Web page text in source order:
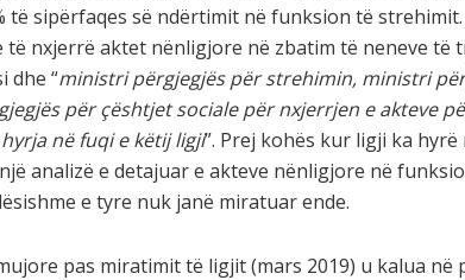
të sipërfaqes së ndërtimit në funksion të
të nxjerrë aktet nënligjore në zbatim të neneve të
dhe “ministri përgjegjës për strehimin, ministri
për çështjet sociale për nxjerrjen e akteve
në fuqi e këtij ligji”. Prej kohës kur ligji ka
analizë e detajuar e akteve nënligjore në
e tyre nuk janë miratuar ende.
pas miratimit të ligjit (mars 2019) u kalua në